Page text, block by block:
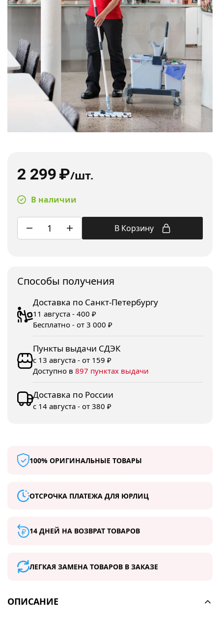
2 299₽/шт.
В наличии
В Корзину
Споcобы получения
Доставка по Санкт-Петербургу
11 августа - 400 ₽
Бесплатно - от 3 000 ₽
Пункты выдачи СДЭК
с 13 августа - от 159 ₽
Доступно в 897 пунктах выдачи
Доставка по России
с 14 августа - от 380 ₽
100% ОРИГИНАЛЬНЫЕ ТОВАРЫ
ОТСРОЧКА ПЛАТЕЖА ДЛЯ ЮРЛИЦ
14 ДНЕЙ НА ВОЗВРАТ ТОВАРОВ
ЛЕГКАЯ ЗАМЕНА ТОВАРОВ В ЗАКАЗЕ
ОПИСАНИЕ